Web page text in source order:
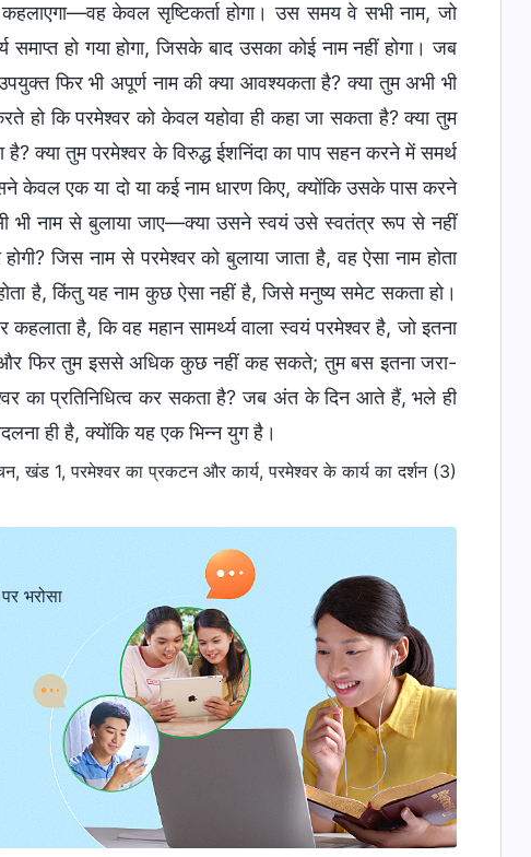
केवल सृष्टिकर्ता होगा। उस समय वे सभी नाम, जो
हो गया होगा, जिसके बाद उसका कोई नाम नहीं होगा। जब
फिर भी अपूर्ण नाम की क्या आवश्यकता है? क्या तुम अभी भी
हो कि परमेश्वर को केवल यहोवा ही कहा जा सकता है? क्या तुम
क्या तुम परमेश्वर के विरुद्ध ईशनिंदा का पाप सहन करने में समर्थ
केवल एक या दो या कई नाम धारण किए, क्योंकि उसके पास करने
भी नाम से बुलाया जाए—क्या उसने स्वयं उसे स्वतंत्र रूप से नहीं
जिस नाम से परमेश्वर को बुलाया जाता है, वह ऐसा नाम होता
है, किंतु यह नाम कुछ ऐसा नहीं है, जिसे मनुष्य समेट सकता हो।
है, कि वह महान सामर्थ्य वाला स्वयं परमेश्वर है, जो इतना
है, और फिर तुम इससे अधिक कुछ नहीं कह सकते; तुम बस इतना जरा-
का प्रतिनिधित्व कर सकता है? जब अंत के दिन आते हैं, भले ही
ही है, क्योंकि यह एक भिन्न युग है।
खंड 1, परमेश्वर का प्रकटन और कार्य, परमेश्वर के कार्य का दर्शन (3)
भरोसा